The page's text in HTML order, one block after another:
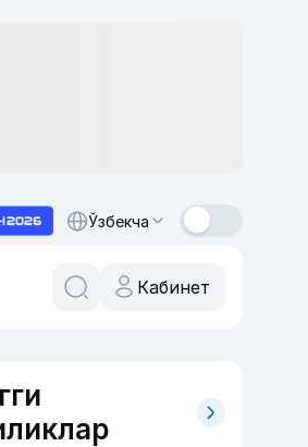
Ўзбекча
Кабинет